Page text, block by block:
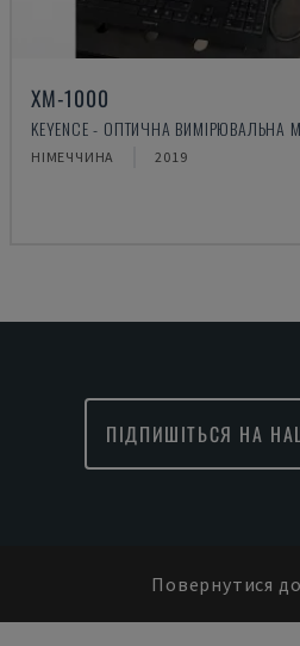
XM-1000
KEYENCE - ОПТИЧНА
НІМЕЧЧИНА 2019
ПІДПИШІТЬСЯ НА
Повернутися